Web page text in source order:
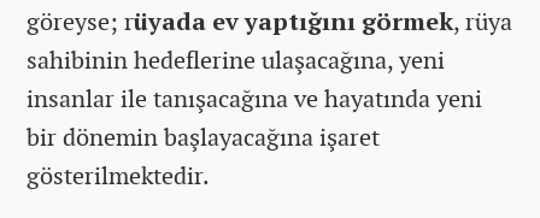
göreyse; rüyada ev yaptığını görmek, rüya
sahibinin hedeflerine ulaşacağına, yeni
insanlar ile tanışacağına ve hayatında yeni
bir dönemin başlayacağına işaret
gösterilmektedir.